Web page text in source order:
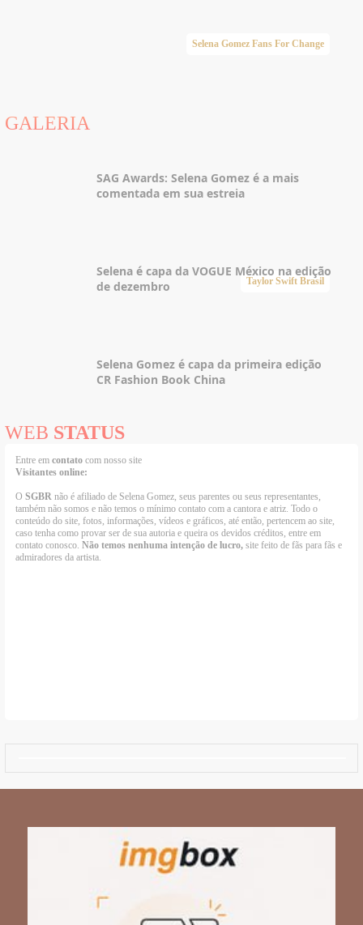
Selena Gomez Fans For Change
Taylor Swift Brasil
GALERIA
SAG Awards: Selena Gomez é a mais
comentada em sua estreia
Selena é capa da VOGUE México na edição
de dezembro
Selena Gomez é capa da primeira edição
CR Fashion Book China
WEB STATUS
Entre em contato com nosso site
Visitantes online:
O SGBR não é afiliado de Selena Gomez, seus parentes ou seus representantes,
também não somos e não temos o mínimo contato com a cantora e atriz. Todo o
conteúdo do site, fotos, informações, vídeos e gráficos, até então, pertencem ao site,
caso tenha como provar ser de sua autoria e queira os devidos créditos, entre em
contato conosco. Não temos nenhuma intenção de lucro, site feito de fãs para fãs e
admiradores da artista.